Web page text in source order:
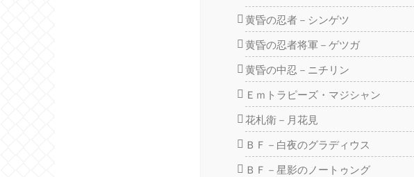
黄昏の忍者－シンゲツ
黄昏の忍者将軍－ゲツガ
黄昏の中忍－ニチリン
Ｅｍトラピーズ・マジシャン
花札衛－月花見
ＢＦ－白夜のグラディウス
ＢＦ－星影のノートゥング